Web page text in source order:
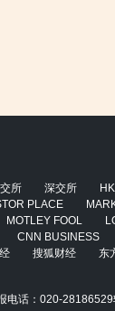
所 深交所
PLACE
MOTLEY FOOL
CNN BUSINESS
搜狐财经 东
电话：020-